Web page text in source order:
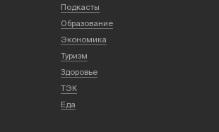
Подкасты
Образование
Экономика
Туризм
Здоровье
ТЭК
Еда